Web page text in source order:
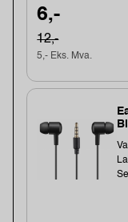
6,-
12,-
5,- Eks. Mva.